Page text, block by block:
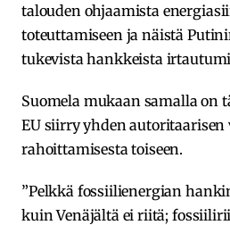
talouden ohjaamista
toteuttamiseen ja näistä
tukevista hankkeista
Suomela mukaan samalla on
EU siirry yhden autoritaarisen
rahoittamisesta toiseen.
”Pelkkä fossiilienergian
kuin Venäjältä ei riitä;